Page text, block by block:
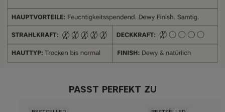
PASST PERFEKT ZU